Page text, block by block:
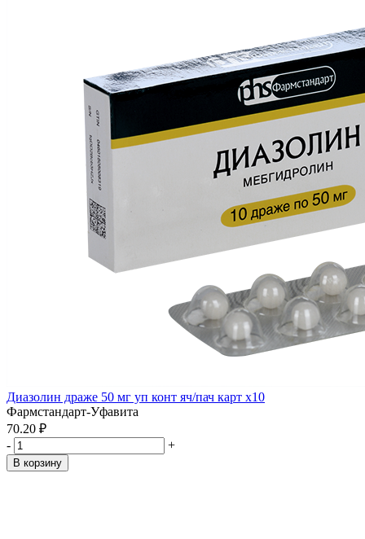
Диазолин драже 50 мг уп конт яч/пач карт x10
Фармстандарт-Уфавита
70.20 ₽
-
+
В корзину